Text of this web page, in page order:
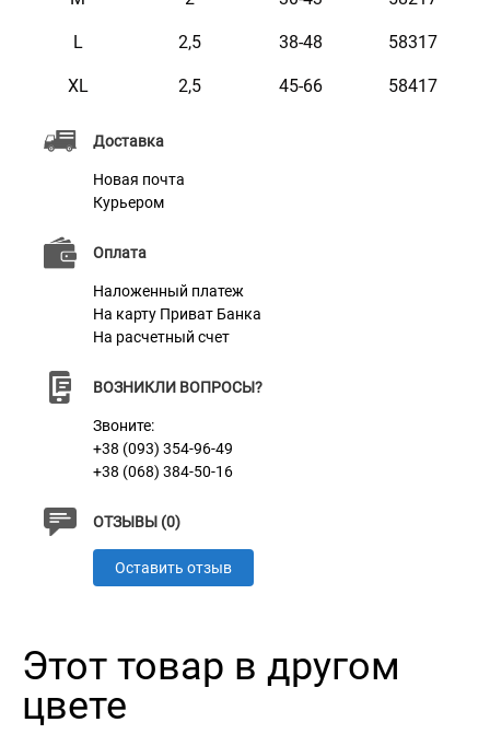
Доставка
Новая почта
Курьером
Оплата
Наложенный платеж
На карту Приват Банка
На расчетный счет
ВОЗНИКЛИ ВОПРОСЫ?
Звоните:
+38 (093) 354-96-49
+38 (068) 384-50-16
ОТЗЫВЫ (0)
Оставить отзыв
L 2,5 38-48 58317
XL 2,5 45-66 58417
Этот товар в другом
цвете